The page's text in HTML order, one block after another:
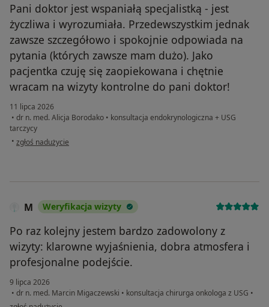
Pani doktor jest wspaniałą specjalistką - jest
życzliwa i wyrozumiała. Przedewszystkim jednak
zawsze szczegółowo i spokojnie odpowiada na
pytania (których zawsze mam dużo). Jako
pacjentka czuję się zaopiekowana i chętnie
wracam na wizyty kontrolne do pani doktor!
11 lipca 2026
• dr n. med. Alicja Borodako • konsultacja endokrynologiczna + USG
tarczycy
• w opinii użytkownika Eliza K
zgłoś nadużycie
M Weryfikacja wizyty
Po raz kolejny jestem bardzo zadowolony z
wizyty: klarowne wyjaśnienia, dobra atmosfera i
profesjonalne podejście.
9 lipca 2026
• dr n. med. Marcin Migaczewski • konsultacja chirurga onkologa z USG •
w opinii użytkownika M